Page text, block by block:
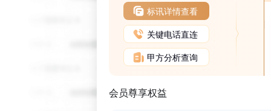
标讯详情查看
关键电话直连
甲方分析查询
会员尊享权益